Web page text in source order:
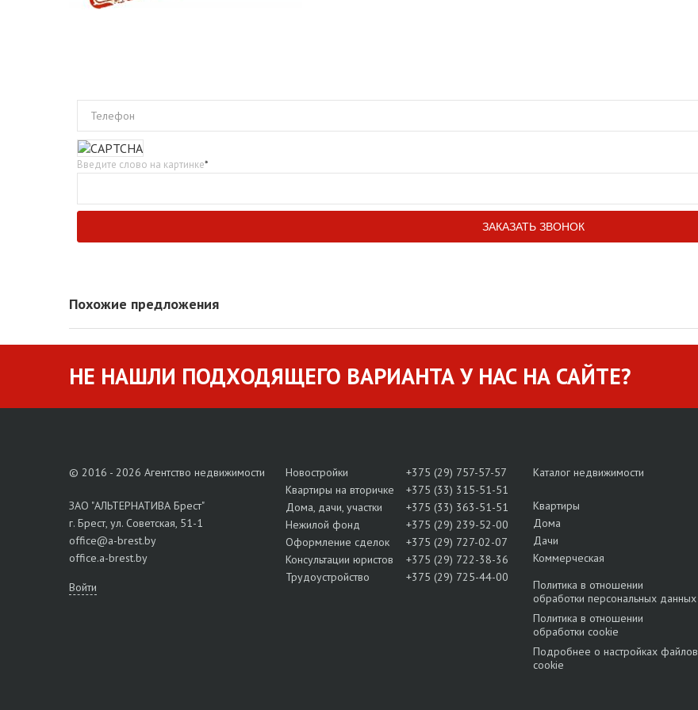
Телефон
Введите слово на картинке*
Похожие предложения
НЕ НАШЛИ ПОДХОДЯЩЕГО ВАРИАНТА У НАС НА САЙТЕ?
© 2016 - 2026 Агентство недвижимости
ЗАО "АЛЬТЕРНАТИВА Брест"
г. Брест, ул. Советская, 51-1
office@a-brest.by
office.a-brest.by
Войти
Новостройки
+375 (29) 757-57-57
Квартиры на вторичке
+375 (33) 315-51-51
Дома, дачи, участки
+375 (33) 363-51-51
Нежилой фонд
+375 (29) 239-52-00
Оформление сделок
+375 (29) 727-02-07
Консультации юристов
+375 (29) 722-38-36
Трудоустройство
+375 (29) 725-44-00
Каталог недвижимости
Квартиры
Дома
Дачи
Коммерческая
Политика в отношении
обработки персональных данных
Политика в отношении
обработки cookie
Подробнее о настройках файлов
cookie